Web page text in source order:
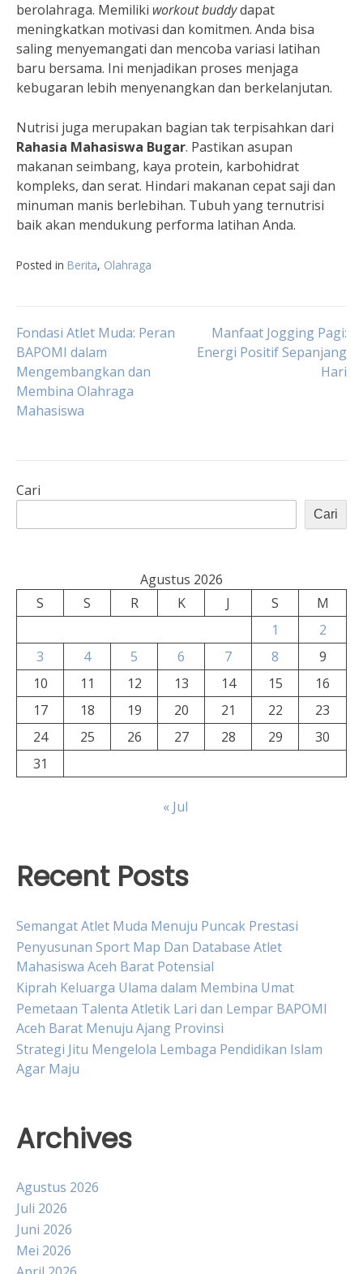
berolahraga. Memiliki workout buddydapat
meningkatkan motivasi dan komitmen. Anda bisa
saling menyemangati dan mencoba variasi latihan
baru bersama. Ini menjadikan proses menjaga
kebugaran lebih menyenangkan dan berkelanjutan.
Nutrisi juga merupakan bagian tak terpisahkan dari
Rahasia Mahasiswa Bugar. Pastikan asupan
makanan seimbang, kaya protein, karbohidrat
kompleks, dan serat. Hindari makanan cepat saji dan
minuman manis berlebihan. Tubuh yang ternutrisi
baik akan mendukung performa latihan Anda.
Posted in Berita, Olahraga
Navigasi
pos
Fondasi Atlet Muda: Peran
BAPOMI dalam
Mengembangkan dan
Membina Olahraga
Mahasiswa
Manfaat Jogging Pagi:
Energi Positif Sepanjang
Hari
Cari
Cari
Agustus 2026
S
S R K J S
M
1
2
3
4 5 6 7 8
9
10
11 12 13 14 15
16
17
18 19 20 21 22
23
24
25 26 27 28 29
30
31
« Jul
Recent Posts
Semangat Atlet Muda Menuju Puncak Prestasi
Penyusunan Sport Map Dan Database Atlet
Mahasiswa Aceh Barat Potensial
Kiprah Keluarga Ulama dalam Membina Umat
Pemetaan Talenta Atletik Lari dan Lempar BAPOMI
Aceh Barat Menuju Ajang Provinsi
Strategi Jitu Mengelola Lembaga Pendidikan Islam
Agar Maju
Archives
Agustus 2026
Juli 2026
Juni 2026
Mei 2026